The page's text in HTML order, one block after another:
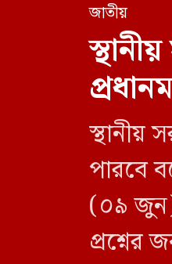
জাতীয়
স্থানীয়
পারবে
(০৯ জুন)
প্রশ্নের